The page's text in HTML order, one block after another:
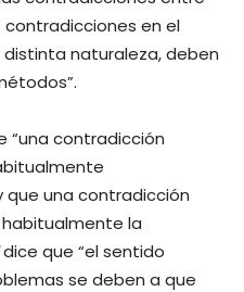
en el
naturaleza, deben
“una contradicción
que una contradicción
la
dice que “el sentido
se deben a que